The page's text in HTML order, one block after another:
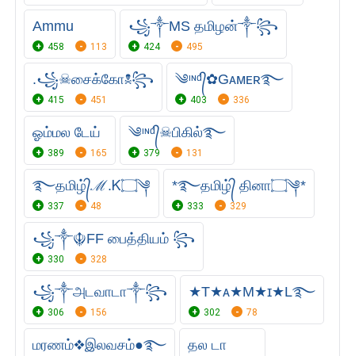
Ammu
458 113
꧁༒MS தமிழன்༒꧂
424 495
.꧁☠︎சைக்கோ☠︎꧂
415 451
༄ᶦᶰᵈ᭄✿Gᴀᴍᴇʀ࿐
403 336
ஓம்மல டேய்
389 165
༄ᶦᶰᵈ᭄☠︎பிகில்࿐
379 131
࿐தமிழ்᭄ℳ.Ꮶ۝༆
337 48
*࿐தமிழ்᭄ தினா۝༆*
333 329
꧁༒☬FF பைத்தியம் ꧂
330 328
꧁༒அடவாடா༒꧂
306 156
★T★ᴀ★M★ɪ★L࿐
302 78
மரணம்❖இலவசம்●࿐ தல டா